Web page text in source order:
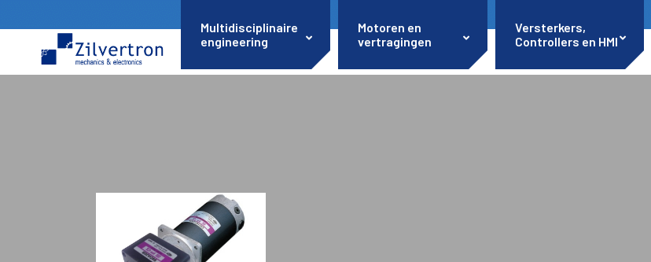
Multidisciplinaire
engineering
Motoren en
vertragingen
Versterkers,
Controllers en HMI